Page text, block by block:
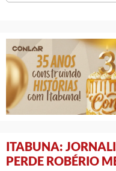
ITABUNA:
PERDE ROBÉRIO